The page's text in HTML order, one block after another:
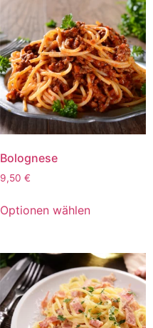
Bolognese
9,50 €
Optionen wählen